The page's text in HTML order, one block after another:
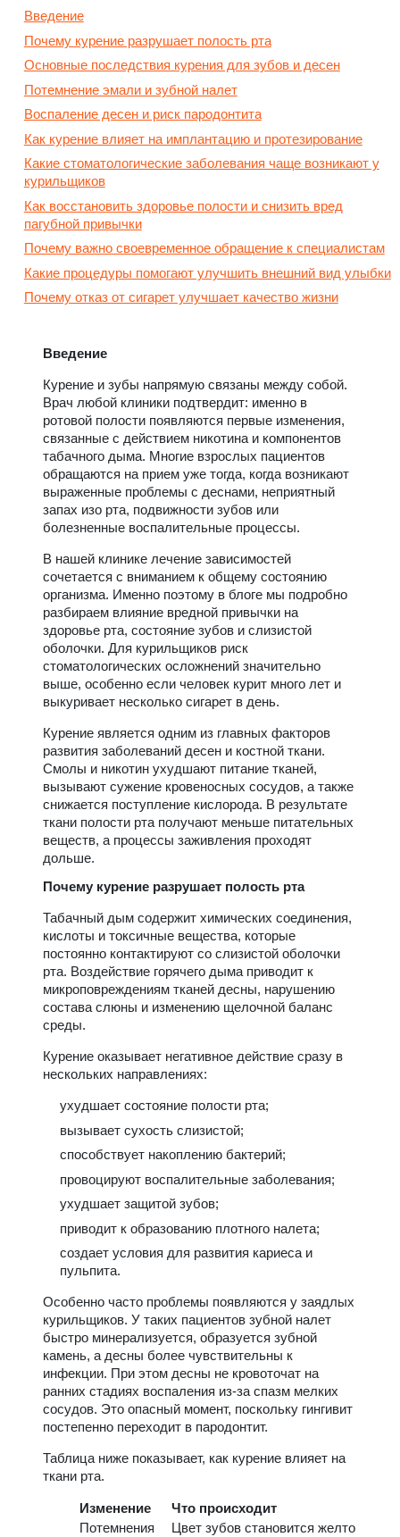
Введение
Почему курение разрушает полость рта
Основные последствия курения для зубов и десен
Потемнение эмали и зубной налет
Воспаление десен и риск пародонтита
Как курение влияет на имплантацию и протезирование
Какие стоматологические заболевания чаще возникают у
курильщиков
Как восстановить здоровье полости и снизить вред
пагубной привычки
Почему важно своевременное обращение к специалистам
Какие процедуры помогают улучшить внешний вид улыбки
Почему отказ от сигарет улучшает качество жизни
Введение
Курение и зубы напрямую связаны между собой.
Врач любой клиники подтвердит: именно в
ротовой полости появляются первые изменения,
связанные с действием никотина и компонентов
табачного дыма. Многие взрослых пациентов
обращаются на прием уже тогда, когда возникают
выраженные проблемы с деснами, неприятный
запах изо рта, подвижности зубов или
болезненные воспалительные процессы.
В нашей клинике лечение зависимостей
сочетается с вниманием к общему состоянию
организма. Именно поэтому в блоге мы подробно
разбираем влияние вредной привычки на
здоровье рта, состояние зубов и слизистой
оболочки. Для курильщиков риск
стоматологических осложнений значительно
выше, особенно если человек курит много лет и
выкуривает несколько сигарет в день.
Курение является одним из главных факторов
развития заболеваний десен и костной ткани.
Смолы и никотин ухудшают питание тканей,
вызывают сужение кровеносных сосудов, а также
снижается поступление кислорода. В результате
ткани полости рта получают меньше питательных
веществ, а процессы заживления проходят
дольше.
Почему курение разрушает полость рта
Табачный дым содержит химических соединения,
кислоты и токсичные вещества, которые
постоянно контактируют со слизистой оболочки
рта. Воздействие горячего дыма приводит к
микроповреждениям тканей десны, нарушению
состава слюны и изменению щелочной баланс
среды.
Курение оказывает негативное действие сразу в
нескольких направлениях:
ухудшает состояние полости рта;
вызывает сухость слизистой;
способствует накоплению бактерий;
провоцируют воспалительные заболевания;
ухудшает защитой зубов;
приводит к образованию плотного налета;
создает условия для развития кариеса и
пульпита.
Особенно часто проблемы появляются у заядлых
курильщиков. У таких пациентов зубной налет
быстро минерализуется, образуется зубной
камень, а десны более чувствительны к
инфекции. При этом десны не кровоточат на
ранних стадиях воспаления из-за спазм мелких
сосудов. Это опасный момент, поскольку гингивит
постепенно переходит в пародонтит.
Таблица ниже показывает, как курение влияет на
ткани рта.
Изменение
Что происходит
Потемнения
Цвет зубов становится желто